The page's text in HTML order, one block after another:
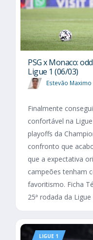
PSG x Monaco:
Ligue 1 (06/03)
Estevão Maximo
Finalmente
confortável na
playoffs da
confronto que
que a expectativa
campeões tenham
favoritismo. Ficha
25ª rodada da
LIGUE 1